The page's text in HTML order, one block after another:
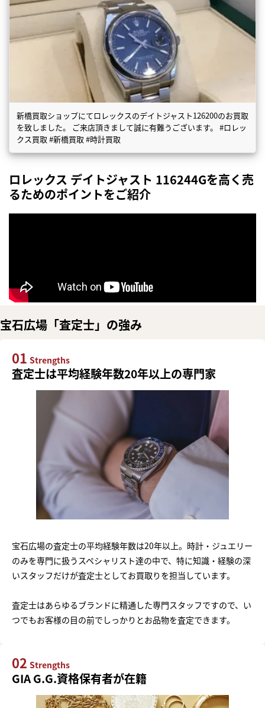
新橋買取ショップにてロレックスのデイトジャスト126200のお買取
を致しました。 ご来店頂きまして誠に有難うございます。 #ロレッ
クス買取 #新橋買取 #時計買取
ロレックス デイトジャスト 116244Gを高く売
るためのポイントをご紹介
宝石広場「査定士」の強み
01 Strengths
査定士は平均経験年数20年以上の専門家
宝石広場の査定士の平均経験年数は20年以上。時計・ジュエリー
のみを専門に扱うスペシャリスト達の中で、特に知識・経験の深
いスタッフだけが査定士としてお買取りを担当しています。
査定士はあらゆるブランドに精通した専門スタッフですので、い
つでもお客様の目の前でしっかりとお品物を査定できます。
02 Strengths
GIA G.G.資格保有者が在籍